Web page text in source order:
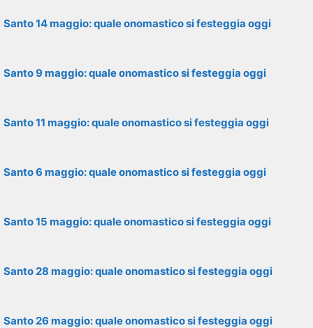
Santo 14 maggio: quale onomastico si festeggia oggi
Santo 9 maggio: quale onomastico si festeggia oggi
Santo 11 maggio: quale onomastico si festeggia oggi
Santo 6 maggio: quale onomastico si festeggia oggi
Santo 15 maggio: quale onomastico si festeggia oggi
Santo 28 maggio: quale onomastico si festeggia oggi
Santo 26 maggio: quale onomastico si festeggia oggi